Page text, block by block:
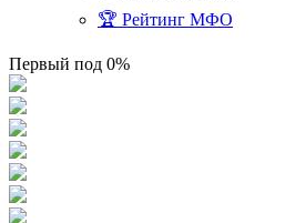
🏆 Рейтинг МФО
Первый под 0%